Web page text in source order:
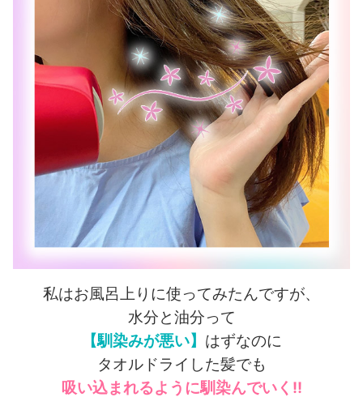
私はお風呂上りに使ってみたんですが、
水分と油分って
【馴染みが悪い】 はずなのに
タオルドライした髪でも
吸い込まれるように馴染んでいく!!